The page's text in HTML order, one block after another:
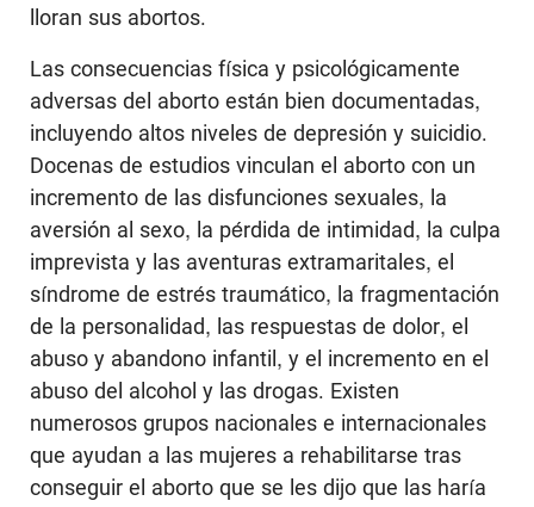
lloran sus abortos.
Las consecuencias física y psicológicamente
adversas del aborto están bien documentadas,
incluyendo altos niveles de depresión y suicidio.
Docenas de estudios vinculan el aborto con un
incremento de las disfunciones sexuales, la
aversión al sexo, la pérdida de intimidad, la culpa
imprevista y las aventuras extramaritales, el
síndrome de estrés traumático, la fragmentación
de la personalidad, las respuestas de dolor, el
abuso y abandono infantil, y el incremento en el
abuso del alcohol y las drogas. Existen
numerosos grupos nacionales e internacionales
que ayudan a las mujeres a rehabilitarse tras
conseguir el aborto que se les dijo que las haría